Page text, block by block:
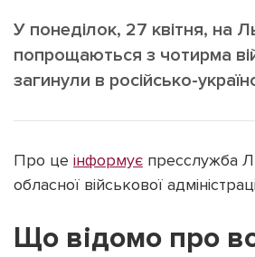
Лонгріди
[email protected]
Політика конфіденційності
У понеділок, 27 квітня, на
попрощаються з чотирма
загинули в російсько-
Про це інформує пресслужба
обласної військової
Що відомо про